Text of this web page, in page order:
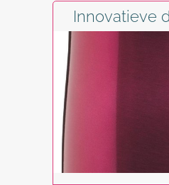
Innovatieve